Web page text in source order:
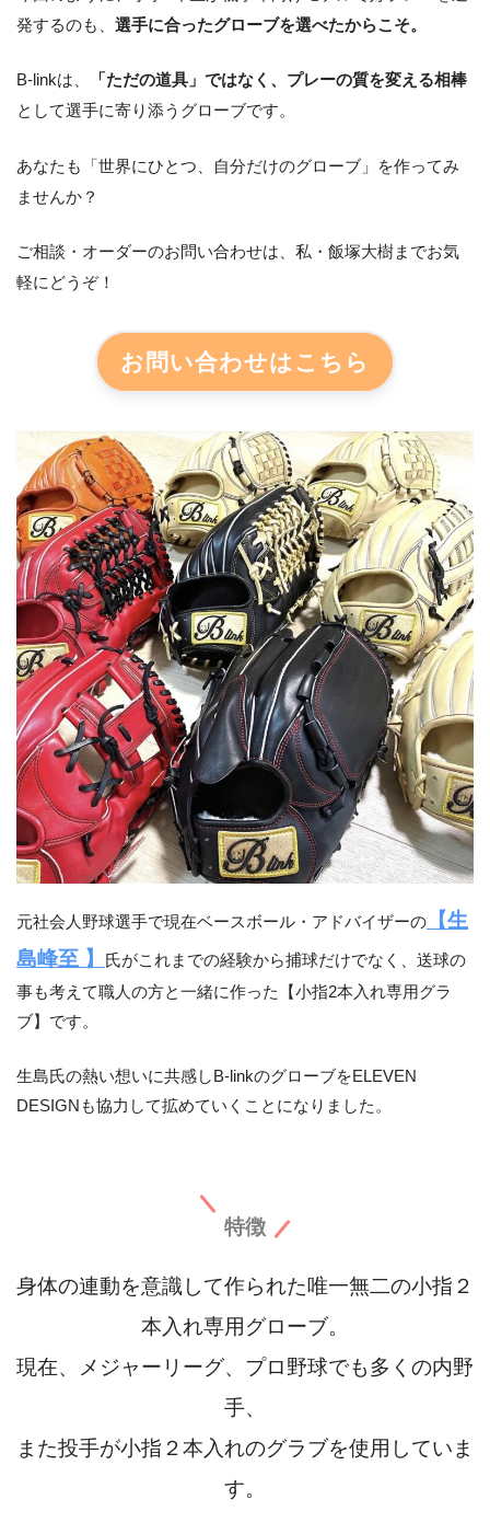
発するのも、 選手に合ったグローブを選べたからこそ。
B-linkは、
「ただの道具」ではなく、プレーの質を変える相棒
として選手に寄り添うグローブです。
あなたも「世界にひとつ、自分だけのグローブ」を作ってみ
ませんか？
ご相談・オーダーのお問い合わせは、私・飯塚大樹までお気
軽にどうぞ！
お問い合わせはこちら
元社会人野球選手で現在ベースボール・アドバイザーの
【生
島峰至 】
氏がこれまでの経験から捕球だけでなく、送球の
事も考えて職人の方と一緒に作った【小指2本入れ専用グラ
ブ】です。
生島氏の熱い想いに共感しB-linkのグローブをELEVEN
DESIGNも協力して拡めていくことになりました。
特徴
身体の連動を意識して作られた唯一無二の小指２
本入れ専用グローブ。
現在、メジャーリーグ、プロ野球でも多くの内野
手、
また投手が小指２本入れのグラブを使用していま
す。